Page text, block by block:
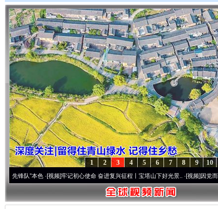
10
9
8
7
6
5
4
3
2
1
·[视频]牢记初心使命 奋进复兴征程丨宝塔山下好光景..·[视频]因党而生 为党而